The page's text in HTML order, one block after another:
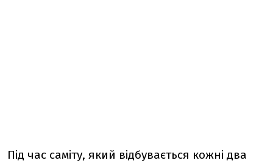
Під час саміту, який відбувається кожні два